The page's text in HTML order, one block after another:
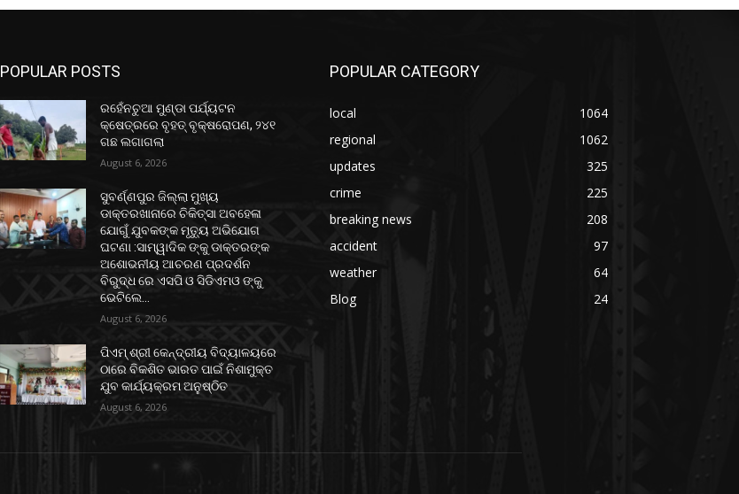
POPULAR POSTS
ରହେଁନଚୁଆ ମୁଣ୍ଡା ପର୍ଯ୍ୟଟନ
କ୍ଷେତ୍ରରେ ବୃହତ୍ ବୃକ୍ଷରୋପଣ, ୨୪୧
ଗଛ ଲଗାଗଲା
August 6, 2026
ସୁବର୍ଣ୍ଣପୁର ଜିଲ୍ଲା ମୁଖ୍ୟ
ଡାକ୍ତରଖାନାରେ ଚିକିତ୍ସା ଅବହେଳା
ଯୋଗୁଁ ଯୁବକଙ୍କ ମୃତ୍ୟୁ ଅଭିଯୋଗ
ଘଟଣା :ସାମ୍ୱାଦିକ ଙ୍କୁ ଡାକ୍ତରଙ୍କ
ଅଶୋଭନୀୟ ଆଚରଣ ପ୍ରଦର୍ଶନ
ବିରୁଦ୍ଧ ରେ ଏସପି ଓ ସିଡିଏମଓ ଙ୍କୁ
ଭେଟିଲେ...
August 6, 2026
ପିଏମ୍ ଶ୍ରୀ କେନ୍ଦ୍ରୀୟ ବିଦ୍ୟାଳୟରେ
ଠାରେ ବିକଶିତ ଭାରତ ପାଇଁ ନିଶାମୁକ୍ତ
ଯୁବ କାର୍ଯ୍ୟକ୍ରମ ଅନୁଷ୍ଠିତ
August 6, 2026
POPULAR CATEGORY
local
1064
regional
1062
updates
325
crime
225
breaking news
208
accident
97
weather
64
Blog
24